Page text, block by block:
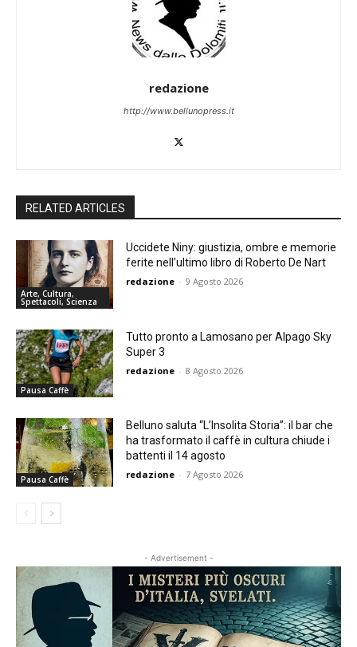
redazione
http://www.bellunopress.it
RELATED ARTICLES
Arte, Cultura,
Spettacoli, Scienza
Uccidete Niny: giustizia, ombre e memorie
ferite nell’ultimo libro di Roberto De Nart
redazione - 9 Agosto 2026
Pausa Caffè
Tutto pronto a Lamosano per Alpago Sky
Super 3
redazione - 8 Agosto 2026
Pausa Caffè
Belluno saluta “L’Insolita Storia”: il bar che
ha trasformato il caffè in cultura chiude i
battenti il 14 agosto
redazione - 7 Agosto 2026
- Advertisement -